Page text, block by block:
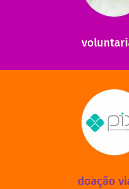
ajudar com certos assuntos.
saiba como nos
doação
via PIX? Elas também são
mantermos nossas
saiba